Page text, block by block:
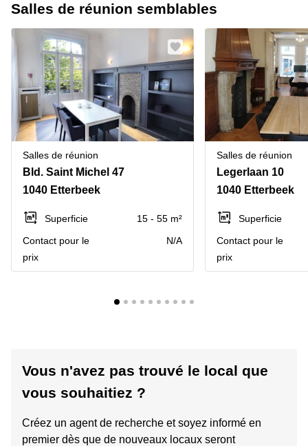
Salles de réunion semblables
Salles de réunion
Bld. Saint Michel 47
1040 Etterbeek
Superficie
15 - 55 m²
Contact pour le
prix
N/A
Salles de réunion
Legerlaan 10
1040 Etterbeek
Superficie
Contact pour le
prix
Vous n'avez pas trouvé le local que
vous souhaitiez ?
Créez un agent de recherche et soyez informé en
premier dès que de nouveaux locaux seront